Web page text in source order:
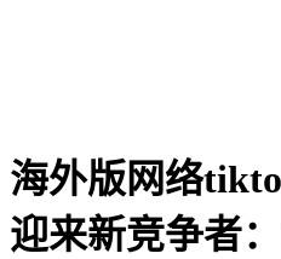
海外版网络
迎来新竞争者